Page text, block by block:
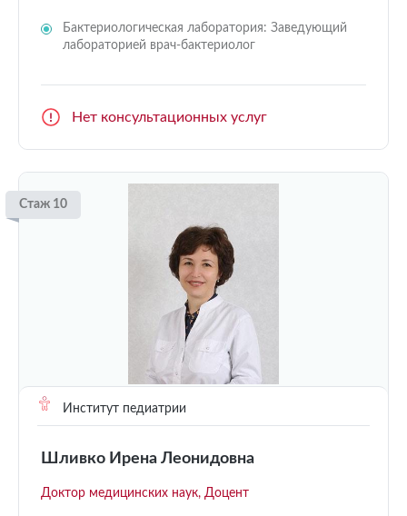
Бактериологическая лаборатория: Заведующий
лабораторией врач-бактериолог
Нет консультационных услуг
Стаж 10
Институт педиатрии
Шливко Ирена Леонидовна
Доктор медицинских наук, Доцент